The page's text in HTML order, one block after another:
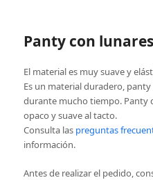
Panty con
El material es muy suave y
Es un material duradero,
durante mucho tiempo. Panty
opaco y suave al tacto.
Consulta las preguntas
información.
Antes de realizar el pedido,